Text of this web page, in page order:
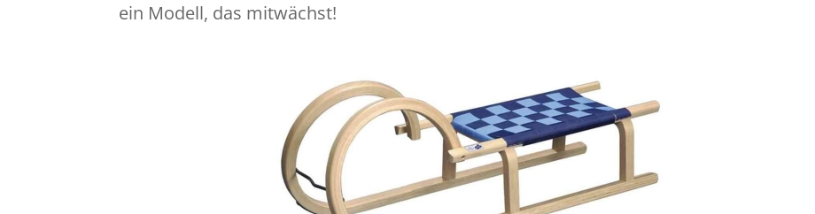
ein Modell, das mitwächst!